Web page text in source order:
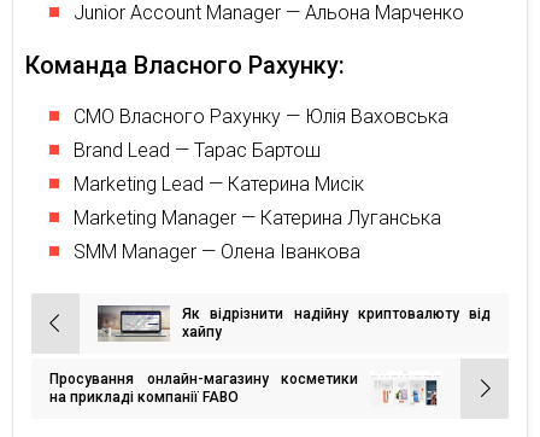
Junior Account Manager — Альона Марченко
Команда Власного Рахунку:
СМО Власного Рахунку — Юлія Ваховська
Brand Lead — Тарас Бартош
Marketing Lead — Катерина Мисік
Marketing Manager — Катерина Луганська
SMM Manager — Олена Іванкова
Навігація
записів
Як відрізнити надійну криптовалюту від
хайпу
Просування онлайн-магазину косметики
на прикладі компанії FABO